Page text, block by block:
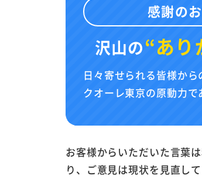
感謝の
沢山の“あり
日々寄せられる皆様か
クオーレ東京の原動力で
お客様からいただいた言葉
り、ご意見は現状を見直し